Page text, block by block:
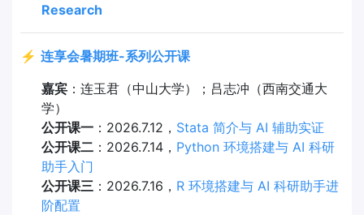
Research
⚡ 连享会暑期班-系列公开课
嘉宾：连玉君（中山大学）；吕志冲（西南交通大
学）
公开课一：2026.7.12， Stata 简介与 AI 辅助实证
公开课二：2026.7.14， Python 环境搭建与 AI 科研
助手入门
公开课三：2026.7.16， R 环境搭建与 AI 科研助手进
阶配置